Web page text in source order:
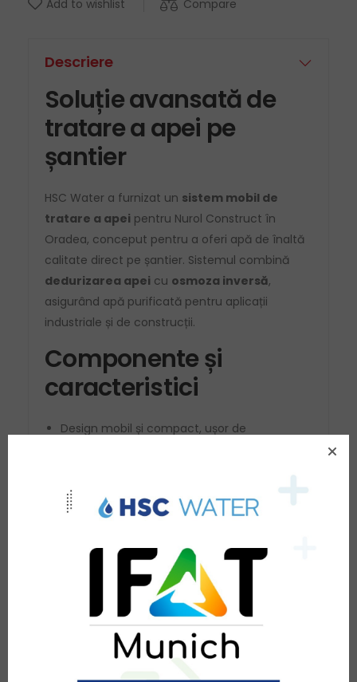
Add to wishlist Compare
Descriere
Soluție avansată de
tratare a apei pe
șantier
HSC Water a furnizat un sistem mobil de
tratare a apei pentru Nurol Construct în
Oradea, conceput pentru a oferi apă de înaltă
calitate direct pe șantier. Sistemul combină
dedurizarea apei cu osmoza inversă,
asigurând apă purificată pentru aplicații
industriale și de construcții.
Componente și
caracteristici
Design mobil și compact, ușor de
eficiență
calciului și magneziului
Control automatizat pentru menținerea
calității apei
Capacitate: 1.250 litri pe oră